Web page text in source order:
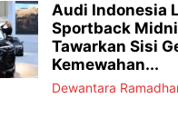
Audi Indonesia
Sportback
Tawarkan Sisi
Kemewahan...
Dewantara